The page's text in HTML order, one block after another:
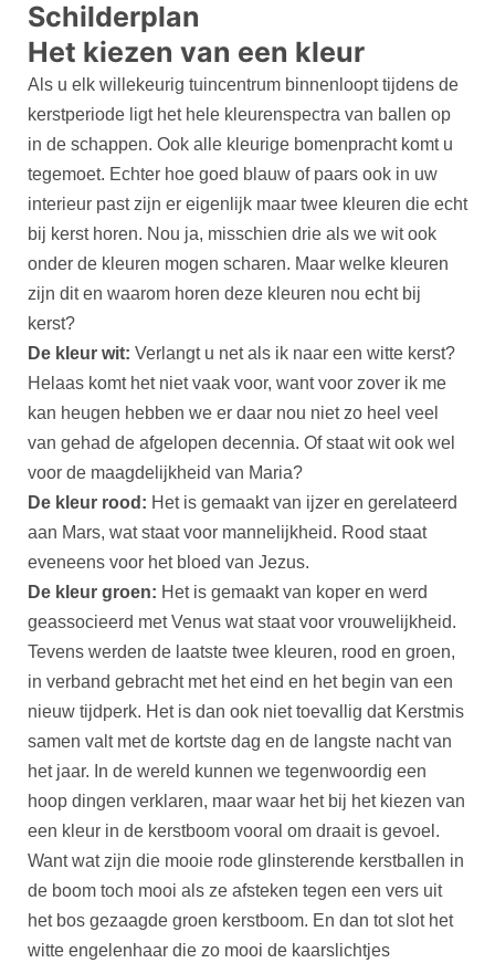
Het kiezen van een kleur
Als u elk willekeurig tuincentrum binnenloopt tijdens de
kerstperiode ligt het hele kleurenspectra van ballen op
in de schappen. Ook alle kleurige bomenpracht komt u
tegemoet. Echter hoe goed blauw of paars ook in uw
interieur past zijn er eigenlijk maar twee kleuren die echt
bij kerst horen. Nou ja, misschien drie als we wit ook
onder de kleuren mogen scharen. Maar welke kleuren
zijn dit en waarom horen deze kleuren nou echt bij
kerst?
De kleur wit: Verlangt u net als ik naar een witte kerst?
Helaas komt het niet vaak voor, want voor zover ik me
kan heugen hebben we er daar nou niet zo heel veel
van gehad de afgelopen decennia. Of staat wit ook wel
voor de maagdelijkheid van Maria?
De kleur rood: Het is gemaakt van ijzer en gerelateerd
aan Mars, wat staat voor mannelijkheid. Rood staat
eveneens voor het bloed van Jezus.
De kleur groen: Het is gemaakt van koper en werd
geassocieerd met Venus wat staat voor vrouwelijkheid.
Tevens werden de laatste twee kleuren, rood en groen,
in verband gebracht met het eind en het begin van een
nieuw tijdperk. Het is dan ook niet toevallig dat Kerstmis
samen valt met de kortste dag en de langste nacht van
het jaar. In de wereld kunnen we tegenwoordig een
hoop dingen verklaren, maar waar het bij het kiezen van
een kleur in de kerstboom vooral om draait is gevoel.
Want wat zijn die mooie rode glinsterende kerstballen in
de boom toch mooi als ze afsteken tegen een vers uit
het bos gezaagde groen kerstboom. En dan tot slot het
witte engelenhaar die zo mooi de kaarslichtjes